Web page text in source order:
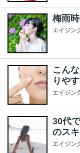
梅雨
エイジン
こん
りや
エイジン
30代
のス
エイジン